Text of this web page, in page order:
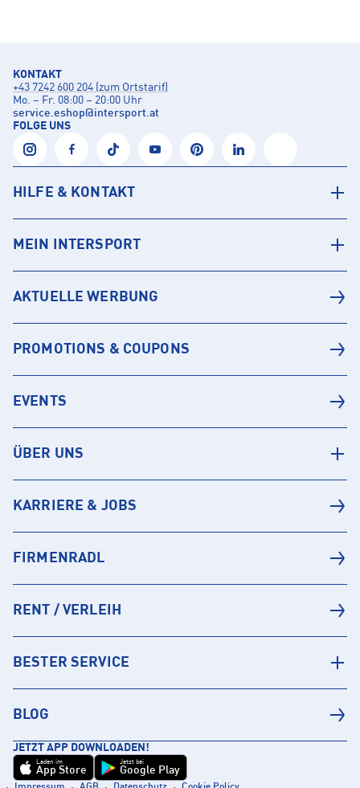
KONTAKT
+43 7242 600 204 (zum Ortstarif)
Mo. – Fr. 08:00 – 20:00 Uhr
service.eshop@intersport.at
FOLGE UNS
HILFE & KONTAKT
MEIN INTERSPORT
AKTUELLE WERBUNG
PROMOTIONS & COUPONS
EVENTS
ÜBER UNS
KARRIERE & JOBS
FIRMENRADL
RENT / VERLEIH
BESTER SERVICE
BLOG
JETZT APP DOWNLOADEN!
Laden im
App Store
Jetzt bei
Google Play